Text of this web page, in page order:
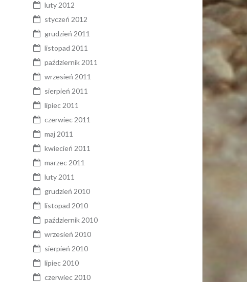
luty 2012
styczeń 2012
grudzień 2011
listopad 2011
październik 2011
wrzesień 2011
sierpień 2011
lipiec 2011
czerwiec 2011
maj 2011
kwiecień 2011
marzec 2011
luty 2011
grudzień 2010
listopad 2010
październik 2010
wrzesień 2010
sierpień 2010
lipiec 2010
czerwiec 2010